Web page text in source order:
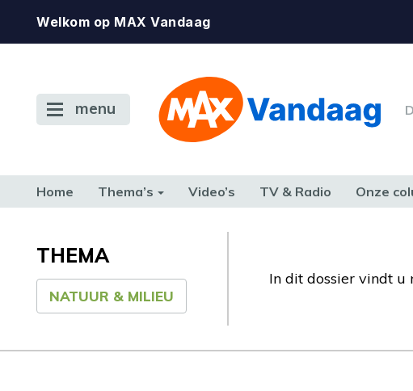
Welkom op MAX Vandaag
menu
Home Thema’s Video’s TV & Radio Onze
TERUG NAAR TOEN
THEMA
NATUUR & MILIEU
In dit dossier vindt u